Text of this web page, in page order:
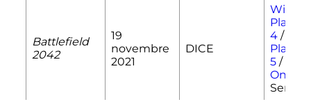
Battlefield
2042
19
novembre
2021
DICE
4/
5/
One
Series